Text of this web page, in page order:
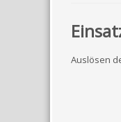
Auslösen